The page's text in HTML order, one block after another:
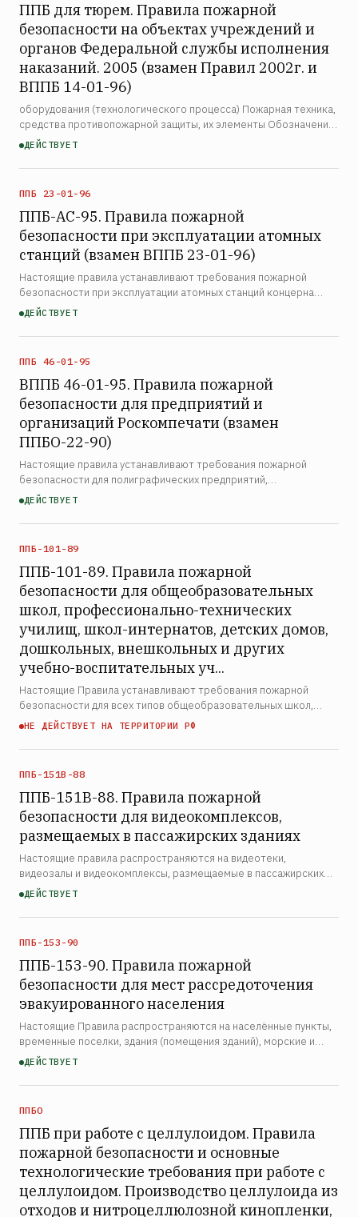
ППБ для тюрем. Правила пожарной
безопасности на объектах учреждений и
органов Федеральной службы исполнения
наказаний. 2005 (взамен Правил 2002г. и
ВППБ 14-01-96)
оборудования (технологического процесса) Пожарная техника,
средства противопожарной защиты, их элементы Обозначение
и определение мест нахождения пожарной техники, средств
ДЕЙСТВУЕТ
ППБ 23-01-96
ППБ-АС-95. Правила пожарной
безопасности при эксплуатации атомных
станций (взамен ВППБ 23-01-96)
Настоящие правила устанавливают требования пожарной
безопасности при эксплуатации атомных станций концерна
«Росэнергоатом». Правила распространяются на атомные
прое…
ДЕЙСТВУЕТ
ППБ 46-01-95
ВППБ 46-01-95. Правила пожарной
безопасности для предприятий и
организаций Роскомпечати (взамен
ППБО-22-90)
Настоящие правила устанавливают требования пожарной
безопасности для полиграфических предприятий,
книготорговых предприятий и издательств системы Комитета
исполнени…
ДЕЙСТВУЕТ
ППБ-101-89
ППБ-101-89. Правила пожарной
безопасности для общеобразовательных
школ, профессионально-технических
училищ, школ-интернатов, детских домов,
дошкольных, внешкольных и других
учебно-воспитательных уч...
Настоящие Правила устанавливают требования пожарной
безопасности для всех типов общеобразовательных школ,
профессионально-технических училищ, школ-интернатов (в том
НЕ ДЕЙСТВУЕТ НА ТЕРРИТОРИИ РФ
ППБ-151В-88
ППБ-151В-88. Правила пожарной
безопасности для видеокомплексов,
размещаемых в пассажирских зданиях
Настоящие правила распространяются на видеотеки,
видеозалы и видеокомплексы, размещаемые в пассажирских
зданиях транспортных объектов, независимо от их
требования пожар…
ДЕЙСТВУЕТ
ППБ-153-90
ППБ-153-90. Правила пожарной
безопасности для мест рассредоточения
эвакуированного населения
Настоящие Правила распространяются на населённые пункты,
временные поселки, здания (помещения зданий), морские и
речные суда и железнодорожные вагоны, используемые для
ДЕЙСТВУЕТ
ППБО
ППБ при работе с целлулоидом. Правила
пожарной безопасности и основные
технологические требования при работе с
целлулоидом. Производство целлулоида из
отходов и нитроцеллюлозной кинопленки,